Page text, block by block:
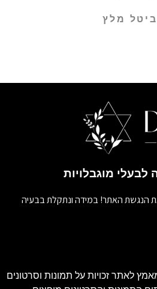
מלץ
מוגבלויות
הנגשת האתר! במידה ונתקלת בבעיה
לאתר זכויות על תמונות וסרטונים